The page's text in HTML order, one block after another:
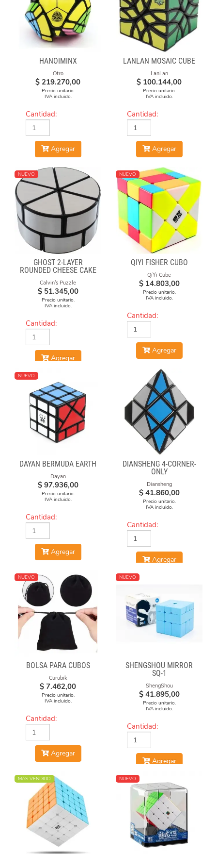
HANOIMINX
Otro
$ 219.270,00
Precio unitario.
IVA incluido.
Cantidad:
Agregar
LANLAN MOSAIC CUBE
LanLan
$ 100.144,00
Precio unitario.
IVA incluido.
Cantidad:
Agregar
NUEVO
GHOST 2-LAYER
ROUNDED CHEESE CAKE
-BLACK BODY WITH
SILVER LABEL
Calvin's Puzzle
$ 51.345,00
Precio unitario.
IVA incluido.
Cantidad:
Agregar
NUEVO
QIYI FISHER CUBO
QiYi Cube
$ 14.803,00
Precio unitario.
IVA incluido.
Cantidad:
Agregar
NUEVO
DAYAN BERMUDA EARTH
Dayan
$ 97.936,00
Precio unitario.
IVA incluido.
Cantidad:
Agregar
DIANSHENG 4-CORNER-
ONLY
Diansheng
$ 41.860,00
Precio unitario.
IVA incluido.
Cantidad:
Agregar
NUEVO
BOLSA PARA CUBOS
Curubik
$ 7.462,00
Precio unitario.
IVA incluido.
Cantidad:
Agregar
NUEVO
SHENGSHOU MIRROR
SQ-1
ShengShou
$ 41.895,00
Precio unitario.
IVA incluido.
Cantidad:
Agregar
MÁS VENDIDO NUEVO